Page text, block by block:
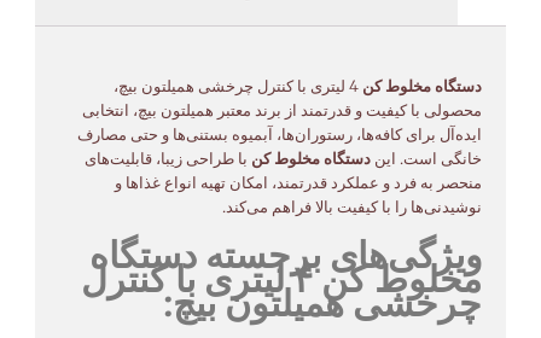
دستگاه مخلوط کن
4 لیتری با کنترل چرخشی همیلتون بیچ،
محصولی با کیفیت و قدرتمند از برند معتبر همیلتون بیچ، انتخابی
ایده‌آل برای کافه‌ها، رستوران‌ها، آبمیوه بستنی‌ها و حتی مصارف
خانگی است. این دستگاه مخلوط کن با طراحی زیبا، قابلیت‌های
منحصر به فرد و عملکرد قدرتمند، امکان تهیه انواع غذاها و
نوشیدنی‌ها را با کیفیت بالا فراهم می‌کند.
ویژگی‌های برجسته دستگاه
مخلوط کن ۴ لیتری با کنترل
چرخشی همیلتون بیچ: